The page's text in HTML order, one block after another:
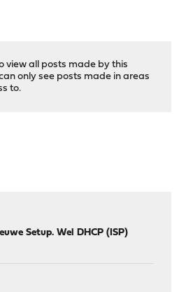
view all posts made by this
only see posts made in areas
to.
Setup. Wel DHCP (ISP)